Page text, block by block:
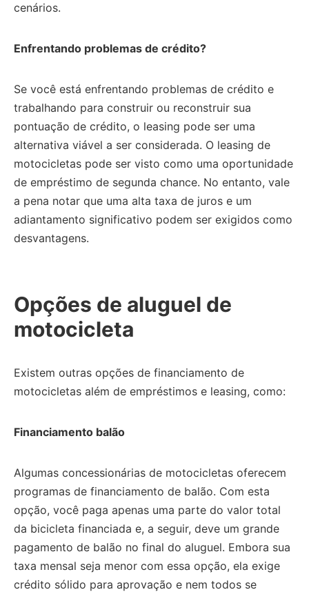
cenários.
Enfrentando problemas de crédito?
Se você está enfrentando problemas de crédito e
trabalhando para construir ou reconstruir sua
pontuação de crédito, o leasing pode ser uma
alternativa viável a ser considerada. O leasing de
motocicletas pode ser visto como uma oportunidade
de empréstimo de segunda chance. No entanto, vale
a pena notar que uma alta taxa de juros e um
adiantamento significativo podem ser exigidos como
desvantagens.
Opções de aluguel de
motocicleta
Existem outras opções de financiamento de
motocicletas além de empréstimos e leasing, como:
Financiamento balão
Algumas concessionárias de motocicletas oferecem
programas de financiamento de balão. Com esta
opção, você paga apenas uma parte do valor total
da bicicleta financiada e, a seguir, deve um grande
pagamento de balão no final do aluguel. Embora sua
taxa mensal seja menor com essa opção, ela exige
crédito sólido para aprovação e nem todos se